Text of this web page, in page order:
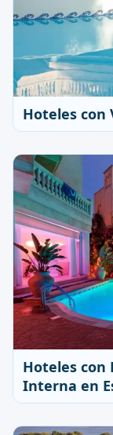
Hoteles con
Hoteles con
Interna en